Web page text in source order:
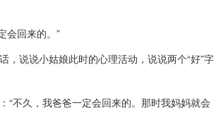
会回来的。”
，说说小姑娘此时的心理活动，说说两个“好”字
“不久，我爸爸一定会回来的。那时我妈妈就会